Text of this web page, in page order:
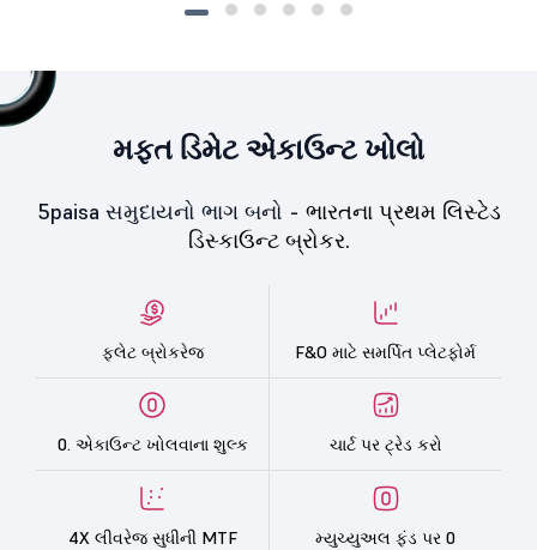
મફત ડિમેટ એકાઉન્ટ ખોલો
5paisa સમુદાયનો ભાગ બનો - ભારતના પ્રથમ લિસ્ટેડ
ડિસ્કાઉન્ટ બ્રોકર.
ફ્લેટ બ્રોકરેજ F&O માટે સમર્પિત પ્લેટફોર્મ
0. એકાઉન્ટ ખોલવાના શુલ્ક ચાર્ટ પર ટ્રેડ કરો
4X લીવરેજ સુધીની MTF
મ્યુચ્યુઅલ ફંડ પર 0